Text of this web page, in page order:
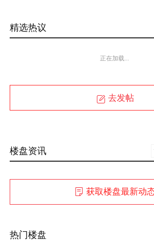
精选热议
正在加载...
去发帖
楼盘资讯
获取楼盘最新动
热门楼盘